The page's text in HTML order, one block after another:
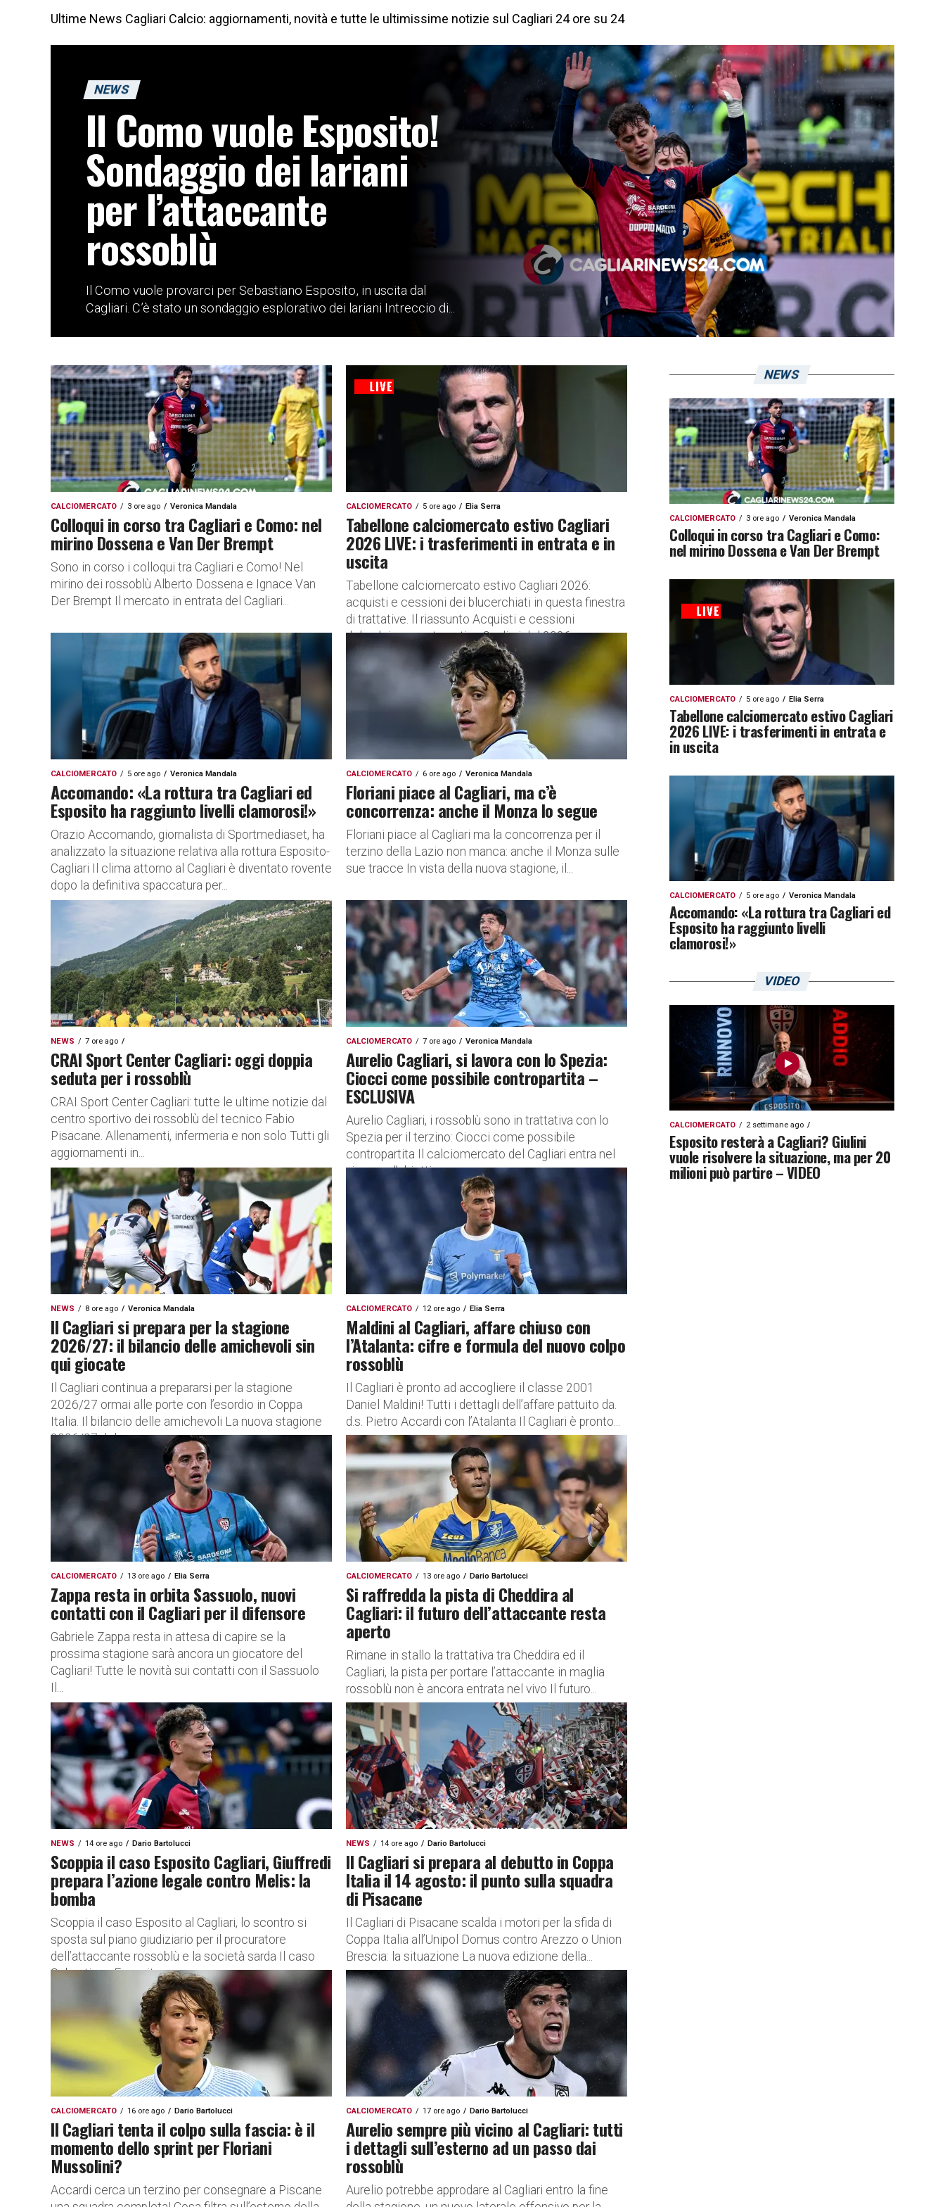
Ultime News Cagliari Calcio: aggiornamenti, novità e tutte le ultimissime notizie sul Cagliari 24 ore su 24
NEWS
Il Como vuole Esposito!
Sondaggio dei lariani
per l’attaccante
rossoblù
Il Como vuole provarci per Sebastiano Esposito, in uscita dal
Cagliari. C’è stato un sondaggio esplorativo dei lariani Intreccio di...
CALCIOMERCATO 3 ore ago Veronica Mandala
Colloqui in corso tra Cagliari e Como: nel
mirino Dossena e Van Der Brempt
Sono in corso i colloqui tra Cagliari e Como! Nel
mirino dei rossoblù Alberto Dossena e Ignace Van
Der Brempt Il mercato in entrata del Cagliari...
CALCIOMERCATO 5 ore ago Elia Serra
Tabellone calciomercato estivo Cagliari
2026 LIVE: i trasferimenti in entrata e in
uscita
Tabellone calciomercato estivo Cagliari 2026:
acquisti e cessioni dei blucerchiati in questa finestra
di trattative. Il riassunto Acquisti e cessioni
del calciomercato estivo Cagliari del 2026.
LEGENDA – D...
CALCIOMERCATO 5 ore ago Veronica Mandala
Accomando: «La rottura tra Cagliari ed
Esposito ha raggiunto livelli clamorosi!»
Orazio Accomando, giornalista di Sportmediaset, ha
analizzato la situazione relativa alla rottura Esposito-
Cagliari Il clima attorno al Cagliari è diventato rovente
dopo la definitiva spaccatura per...
CALCIOMERCATO 6 ore ago Veronica Mandala
Floriani piace al Cagliari, ma c’è
concorrenza: anche il Monza lo segue
Floriani piace al Cagliari ma la concorrenza per il
terzino della Lazio non manca: anche il Monza sulle
sue tracce In vista della nuova stagione, il...
NEWS 7 ore ago
CRAI Sport Center Cagliari: oggi doppia
seduta per i rossoblù
CRAI Sport Center Cagliari: tutte le ultime notizie dal
centro sportivo dei rossoblù del tecnico Fabio
Pisacane. Allenamenti, infermeria e non solo Tutti gli
aggiornamenti in...
CALCIOMERCATO 7 ore ago Veronica Mandala
Aurelio Cagliari, si lavora con lo Spezia:
Ciocci come possibile contropartita –
ESCLUSIVA
Aurelio Cagliari, i rossoblù sono in trattativa con lo
Spezia per il terzino: Ciocci come possibile
contropartita Il calciomercato del Cagliari entra nel
vivo con l’obiettivo...
NEWS 8 ore ago Veronica Mandala
Il Cagliari si prepara per la stagione
2026/27: il bilancio delle amichevoli sin
qui giocate
Il Cagliari continua a prepararsi per la stagione
2026/27 ormai alle porte con l’esordio in Coppa
Italia. Il bilancio delle amichevoli La nuova stagione
2026/27 del...
CALCIOMERCATO 12 ore ago Elia Serra
Maldini al Cagliari, affare chiuso con
l’Atalanta: cifre e formula del nuovo colpo
rossoblù
Il Cagliari è pronto ad accogliere il classe 2001
Daniel Maldini! Tutti i dettagli dell’affare pattuito da.
d.s. Pietro Accardi con l’Atalanta Il Cagliari è pronto...
CALCIOMERCATO 13 ore ago Elia Serra
Zappa resta in orbita Sassuolo, nuovi
contatti con il Cagliari per il difensore
Gabriele Zappa resta in attesa di capire se la
prossima stagione sarà ancora un giocatore del
Cagliari! Tutte le novità sui contatti con il Sassuolo
Il...
CALCIOMERCATO 13 ore ago Dario Bartolucci
Si raffredda la pista di Cheddira al
Cagliari: il futuro dell’attaccante resta
aperto
Rimane in stallo la trattativa tra Cheddira ed il
Cagliari, la pista per portare l’attaccante in maglia
rossoblù non è ancora entrata nel vivo Il futuro...
NEWS 14 ore ago Dario Bartolucci
Scoppia il caso Esposito Cagliari, Giuffredi
prepara l’azione legale contro Melis: la
bomba
Scoppia il caso Esposito al Cagliari, lo scontro si
sposta sul piano giudiziario per il procuratore
dell’attaccante rossoblù e la società sarda Il caso
Sebastiano Esposito...
NEWS 14 ore ago Dario Bartolucci
Il Cagliari si prepara al debutto in Coppa
Italia il 14 agosto: il punto sulla squadra
di Pisacane
Il Cagliari di Pisacane scalda i motori per la sfida di
Coppa Italia all’Unipol Domus contro Arezzo o Union
Brescia: la situazione La nuova edizione della...
CALCIOMERCATO 16 ore ago Dario Bartolucci
Il Cagliari tenta il colpo sulla fascia: è il
momento dello sprint per Floriani
Mussolini?
Accardi cerca un terzino per consegnare a Piscane
CALCIOMERCATO 17 ore ago Dario Bartolucci
Aurelio sempre più vicino al Cagliari: tutti
i dettagli sull’esterno ad un passo dai
rossoblù
Aurelio potrebbe approdare al Cagliari entro la fine
NEWS
CALCIOMERCATO 3 ore ago Veronica Mandala
Colloqui in corso tra Cagliari e Como:
nel mirino Dossena e Van Der Brempt
CALCIOMERCATO 5 ore ago Elia Serra
Tabellone calciomercato estivo Cagliari
2026 LIVE: i trasferimenti in entrata e
in uscita
CALCIOMERCATO 5 ore ago Veronica Mandala
Accomando: «La rottura tra Cagliari ed
Esposito ha raggiunto livelli
clamorosi!»
VIDEO
CALCIOMERCATO 2 settimane ago
Esposito resterà a Cagliari? Giulini
vuole risolvere la situazione, ma per 20
milioni può partire – VIDEO